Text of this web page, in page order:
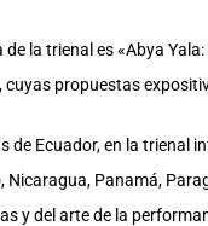
de la trienal es «Abya
cuyas propuestas
de Ecuador, en la trienal
Nicaragua, Panamá,
y del arte de la